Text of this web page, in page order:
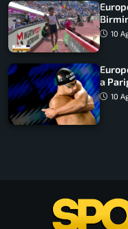
ed10
a
10